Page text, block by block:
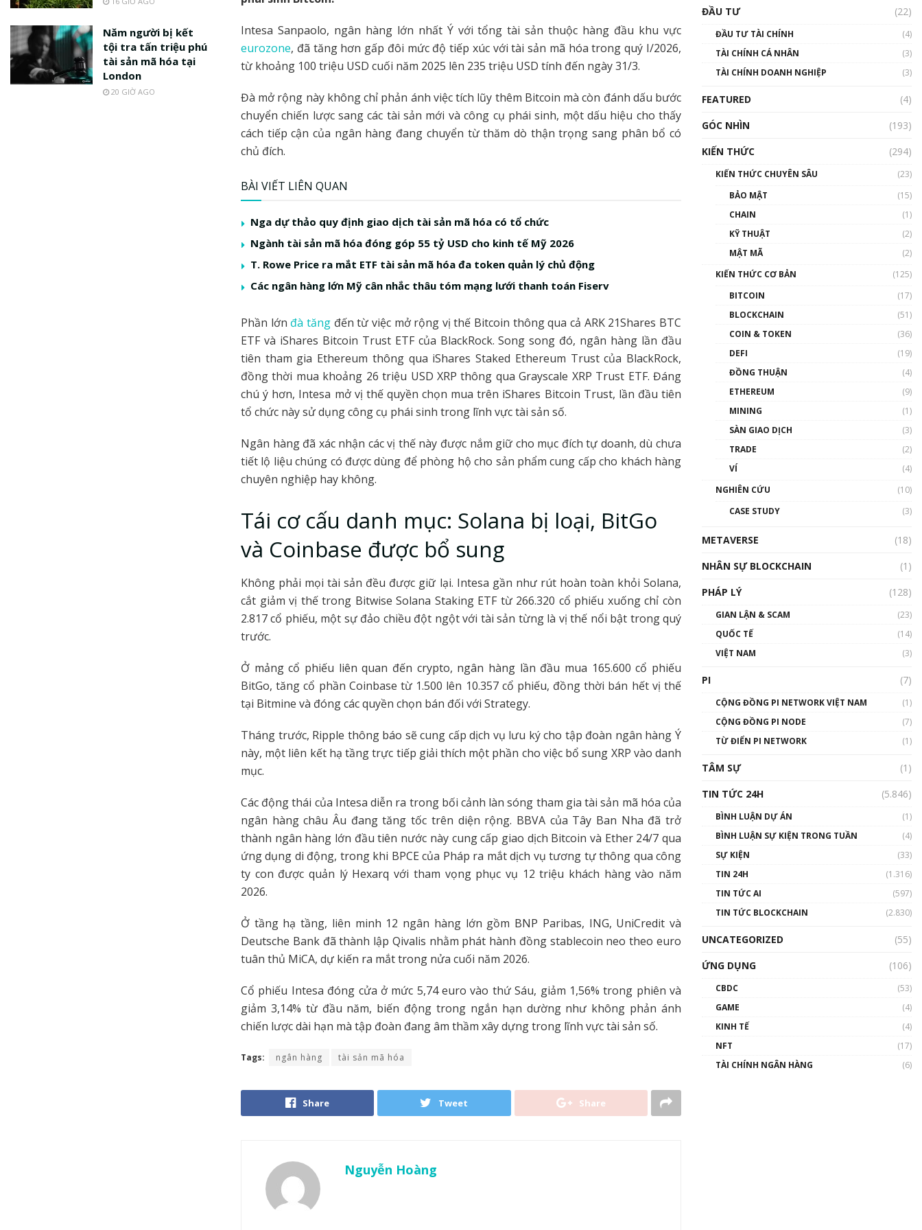
Intesa Sanpaolo, ngân hàng lớn nhất Ý với tổng tài sản thuộc hàng đầu khu vực
eurozone, đã tăng hơn gấp đôi mức độ tiếp xúc với tài sản mã hóa trong quý I/2026,
từ khoảng 100 triệu USD cuối năm 2025 lên 235 triệu USD tính đến ngày 31/3.
Đà mở rộng này không chỉ phản ánh việc tích lũy thêm Bitcoin mà còn đánh dấu bước
chuyển chiến lược sang các tài sản mới và công cụ phái sinh, một dấu hiệu cho thấy
cách tiếp cận của ngân hàng đang chuyển từ thăm dò thận trọng sang phân bổ có
chủ đích.
BÀI VIẾT LIÊN QUAN
Nga dự thảo quy định giao dịch tài sản mã hóa có tổ chức
Ngành tài sản mã hóa đóng góp 55 tỷ USD cho kinh tế Mỹ 2026
T. Rowe Price ra mắt ETF tài sản mã hóa đa token quản lý chủ động
Các ngân hàng lớn Mỹ cân nhắc thâu tóm mạng lưới thanh toán Fiserv
Phần lớn đà tăngđến từ việc mở rộng vị thế Bitcoin thông qua cả ARK 21Shares BTC
ETF và iShares Bitcoin Trust ETF của BlackRock. Song song đó, ngân hàng lần đầu
tiên tham gia Ethereum thông qua iShares Staked Ethereum Trust của BlackRock,
đồng thời mua khoảng 26 triệu USD XRP thông qua Grayscale XRP Trust ETF. Đáng
chú ý hơn, Intesa mở vị thế quyền chọn mua trên iShares Bitcoin Trust, lần đầu tiên
tổ chức này sử dụng công cụ phái sinh trong lĩnh vực tài sản số.
Ngân hàng đã xác nhận các vị thế này được nắm giữ cho mục đích tự doanh, dù chưa
tiết lộ liệu chúng có được dùng để phòng hộ cho sản phẩm cung cấp cho khách hàng
chuyên nghiệp hay không.
Tái cơ cấu danh mục: Solana bị loại, BitGo
và Coinbase được bổ sung
Không phải mọi tài sản đều được giữ lại. Intesa gần như rút hoàn toàn khỏi Solana,
cắt giảm vị thế trong Bitwise Solana Staking ETF từ 266.320 cổ phiếu xuống chỉ còn
2.817 cổ phiếu, một sự đảo chiều đột ngột với tài sản từng là vị thế nổi bật trong quý
trước.
Ở mảng cổ phiếu liên quan đến crypto, ngân hàng lần đầu mua 165.600 cổ phiếu
BitGo, tăng cổ phần Coinbase từ 1.500 lên 10.357 cổ phiếu, đồng thời bán hết vị thế
tại Bitmine và đóng các quyền chọn bán đối với Strategy.
Tháng trước, Ripple thông báo sẽ cung cấp dịch vụ lưu ký cho tập đoàn ngân hàng Ý
này, một liên kết hạ tầng trực tiếp giải thích một phần cho việc bổ sung XRP vào danh
mục.
Các động thái của Intesa diễn ra trong bối cảnh làn sóng tham gia tài sản mã hóa của
ngân hàng châu Âu đang tăng tốc trên diện rộng. BBVA của Tây Ban Nha đã trở
thành ngân hàng lớn đầu tiên nước này cung cấp giao dịch Bitcoin và Ether 24/7 qua
ứng dụng di động, trong khi BPCE của Pháp ra mắt dịch vụ tương tự thông qua công
ty con được quản lý Hexarq với tham vọng phục vụ 12 triệu khách hàng vào năm
2026.
Ở tầng hạ tầng, liên minh 12 ngân hàng lớn gồm BNP Paribas, ING, UniCredit và
Deutsche Bank đã thành lập Qivalis nhằm phát hành đồng stablecoin neo theo euro
tuân thủ MiCA, dự kiến ra mắt trong nửa cuối năm 2026.
Cổ phiếu Intesa đóng cửa ở mức 5,74 euro vào thứ Sáu, giảm 1,56% trong phiên và
giảm 3,14% từ đầu năm, biến động trong ngắn hạn dường như không phản ánh
chiến lược dài hạn mà tập đoàn đang âm thầm xây dựng trong lĩnh vực tài sản số.
Tags: ngân hàng tài sản mã hóa
Share Tweet Share
Nguyễn Hoàng
Năm người bị kết
tội tra tấn triệu phú
tài sản mã hóa tại
London
20 GIỜ AGO
uptrend trong năm 2023? |
Phổ cập Blockchain
00:02:14
Nhìn lại năm 2022: Những
nhân vật ảnh hưởng nhất
hệ sinh thái tiền mã hoá |
Blockchain
Nhân sự tương lại ngành
Blockchain Việt Nam | Phổ
cập Blockchain
Blockchain đang được ứng
01:34:46
01:32:59
Talkshow17: Mùa đông
Crypto – Chiếc khăn gió ấm
01:49:30
Talkshow 14: MemeCoin –
ĐẦU TƯ (22)
ĐẦU TƯ TÀI CHÍNH
(4)
TÀI CHÍNH CÁ NHÂN
(3)
TÀI CHÍNH DOANH NGHIỆP
(3)
FEATURED
(4)
GÓC NHÌN
(193)
KIẾN THỨC
(294)
KIẾN THỨC CHUYÊN SÂU
(23)
BẢO MẬT
(15)
CHAIN
(1)
KỸ THUẬT
(2)
MẬT MÃ
(2)
KIẾN THỨC CƠ BẢN
(125)
BITCOIN
(17)
BLOCKCHAIN
(51)
COIN & TOKEN
(36)
DEFI
(19)
ĐỒNG THUẬN
(4)
ETHEREUM
(9)
MINING
(1)
SÀN GIAO DỊCH
(3)
TRADE
(2)
VÍ
(4)
NGHIÊN CỨU
(10)
CASE STUDY
(3)
METAVERSE
(18)
NHÂN SỰ BLOCKCHAIN
(1)
PHÁP LÝ
(128)
GIAN LẬN & SCAM
(23)
QUỐC TẾ
(14)
VIỆT NAM
(3)
PI (7)
CỘNG ĐỒNG PI NETWORK VIỆT NAM
(1)
CỘNG ĐỒNG PI NODE
(7)
TỪ ĐIỂN PI NETWORK
(1)
TÂM SỰ
(1)
TIN TỨC 24H
(5.846)
BÌNH LUẬN DỰ ÁN
(1)
BÌNH LUẬN SỰ KIỆN TRONG TUẦN
(4)
SỰ KIỆN
(33)
TIN 24H
(1.316)
TIN TỨC AI
(597)
TIN TỨC BLOCKCHAIN
(2.830)
UNCATEGORIZED
(55)
ỨNG DỤNG
(106)
CBDC
(53)
GAME
(4)
KINH TẾ
(4)
NFT
(17)
TÀI CHÍNH NGÂN HÀNG
(6)